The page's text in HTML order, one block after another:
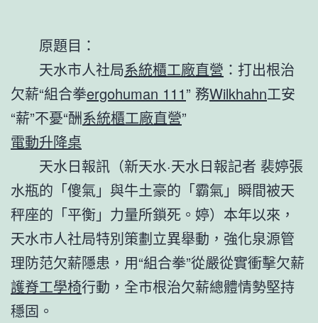
原題目：
天水市人社局系統櫃工廠直營 ：打出根治
欠薪“組合拳ergohuman 111” 務Wilkhahn工安
“薪”不憂“酬系統櫃工廠直營”
電動升降桌
天水日報訊（新天水·天水日報記者 裴婷張
水瓶的「傻氣」與牛土豪的「霸氣」瞬間被天
秤座的「平衡」力量所鎖死。婷）本年以來，
天水市人社局特別策劃立異舉動，強化泉源管
理防范欠薪隱患，用“組合拳”從嚴從實衝擊欠薪
護脊工學椅行動，全市根治欠薪總體情勢堅持
穩固。